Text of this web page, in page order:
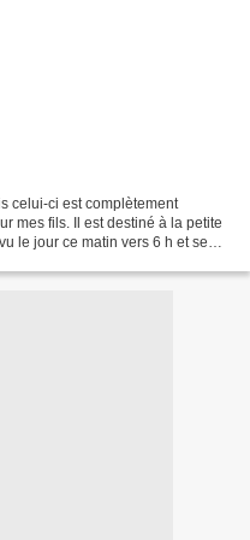
celui-ci est complètement
mes fils. Il est destiné à la petite
le jour ce matin vers 6 h et se